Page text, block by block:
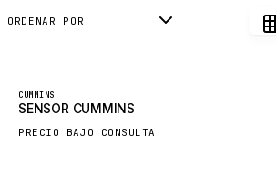
DONALDSON
HIDROMEK
MANITOU
ORDENAR POR
CUMMINS
SENSOR CUMMINS
PRECIO BAJO CONSULTA